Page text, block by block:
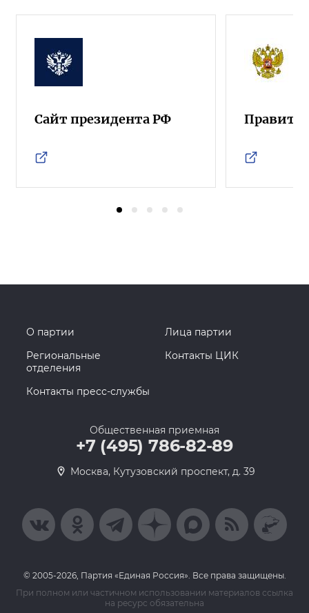
Сайт президента РФ
О партии
Лица партии
Региональные
отделения
Контакты ЦИК
Контакты пресс-службы
Общественная приемная
+7 (495) 786-82-89
Москва, Кутузовский проспект, д. 39
© 2005-2026, Партия «Единая Россия». Все права защищены.
При полном или частичном использовании материалов ссылка
на ресурс обязательна